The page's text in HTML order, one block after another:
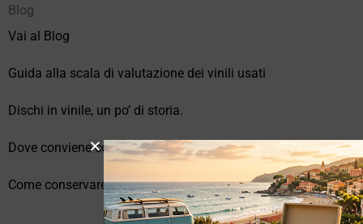
Blog
Vai al Blog
Guida alla scala di valutazione dei vinili usati
Dischi in vinile, un po’ di storia.
Dove conviene comprare vinili online?
Come conservare correttamente i vinili usati